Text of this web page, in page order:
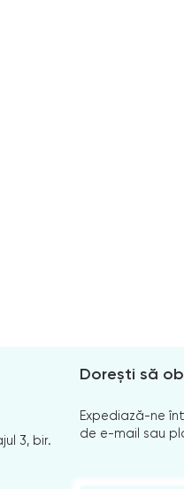
3, bir.
Dorești să
Expediază-ne
de e-mail sau